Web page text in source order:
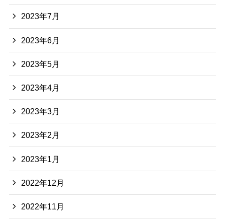
2023年7月
2023年6月
2023年5月
2023年4月
2023年3月
2023年2月
2023年1月
2022年12月
2022年11月